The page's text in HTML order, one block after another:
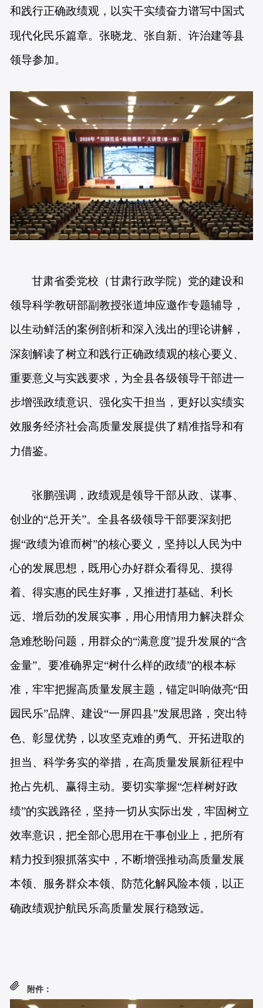
和践行正确政绩观，以实干实绩奋力谱写中国式
现代化民乐篇章。张晓龙、张自新、许治建等县
领导参加。
甘肃省委党校（甘肃行政学院）党的建设和
领导科学教研部副教授张道坤应邀作专题辅导，
以生动鲜活的案例剖析和深入浅出的理论讲解，
深刻解读了树立和践行正确政绩观的核心要义、
重要意义与实践要求，为全县各级领导干部进一
步增强政绩意识、强化实干担当，更好以实绩实
效服务经济社会高质量发展提供了精准指导和有
力借鉴。
张鹏强调，政绩观是领导干部从政、谋事、
创业的“总开关”。全县各级领导干部要深刻把
握“政绩为谁而树”的核心要义，坚持以人民为中
心的发展思想，既用心办好群众看得见、摸得
着、得实惠的民生好事，又推进打基础、利长
远、增后劲的发展实事，用心用情用力解决群众
急难愁盼问题，用群众的“满意度”提升发展的“含
金量”。要准确界定“树什么样的政绩”的根本标
准，牢牢把握高质量发展主题，锚定叫响做亮“田
园民乐”品牌、建设“一屏四县”发展思路，突出特
色、彰显优势，以攻坚克难的勇气、开拓进取的
担当、科学务实的举措，在高质量发展新征程中
抢占先机、赢得主动。要切实掌握“怎样树好政
绩”的实践路径，坚持一切从实际出发，牢固树立
效率意识，把全部心思用在干事创业上，把所有
精力投到狠抓落实中，不断增强推动高质量发展
本领、服务群众本领、防范化解风险本领，以正
确政绩观护航民乐高质量发展行稳致远。
附件：